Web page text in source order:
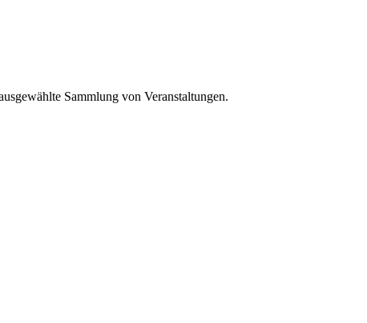
Sammlung von Veranstaltungen.